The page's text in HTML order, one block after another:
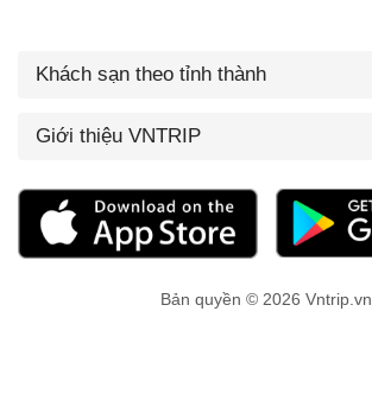
Khách sạn theo tỉnh thành
Giới thiệu VNTRIP
Bản quyền © 2026 Vntrip.vn